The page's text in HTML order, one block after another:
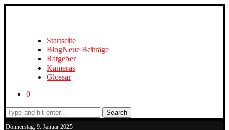
Startseite
BlogNeue Beiträge
Ratgeber
Kameras
Glossar
0
Search
Donnerstag, 9. Januar 2025